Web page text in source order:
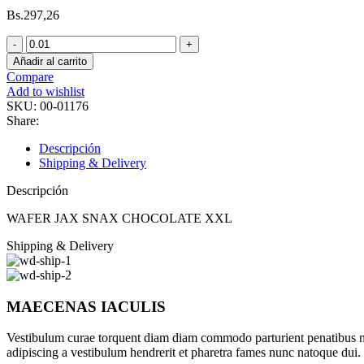
Bs.297,26
WAFER
JAX
SNAX
CHOCOLATE
XXL
cantidad
Añadir al carrito
Compare
Add to wishlist
SKU: 00-01176
Share:
Descripción
Shipping & Delivery
Descripción
WAFER JAX SNAX CHOCOLATE XXL
Shipping & Delivery
MAECENAS IACULIS
Vestibulum curae torquent diam diam commodo parturient
adipiscing a vestibulum hendrerit et pharetra fames nunc natoque dui.